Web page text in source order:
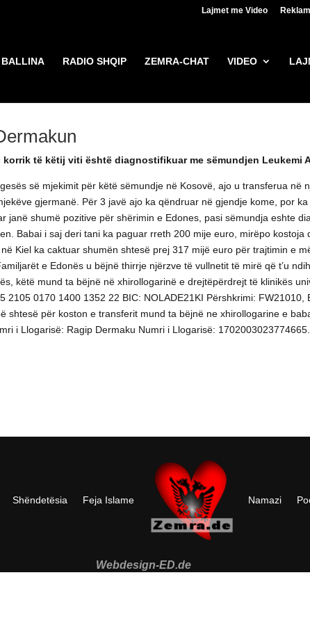
Lajmet me Video
BALLINA RADIO SHQIP ZEMRA-CHAT VIDEO
korrik të këtij viti është diagnostifikuar me sëmundjen Leukemi
së mjekimit për këtë sëmundje në Kosovë, ajo u transferua në
gjermanë. Për 3 javë ajo ka qëndruar në gjendje kome, por
janë shumë pozitive për shërimin e Edones, pasi sëmundja eshte
Babai i saj deri tani ka paguar rreth 200 mije euro, mirëpo
Kiel ka caktuar shumën shtesë prej 317 mijë euro për trajtimin e
e Edonës u bëjnë thirrje njërzve të vullnetit të mirë që t’u
këtë mund ta bëjnë në xhirollogarinë e drejtëpërdrejt të klinikës
2105 0170 1400 1352 22 BIC: NOLADE21KI Përshkrimi:
shtesë për koston e transferit mund ta bëjnë ne xhirollogarine e
i Llogarisë: Ragip Dermaku Numri i Llogarisë: 1702003023774665.
Shëndetësia Feja Islame Namazi
Webdesign-ED.de